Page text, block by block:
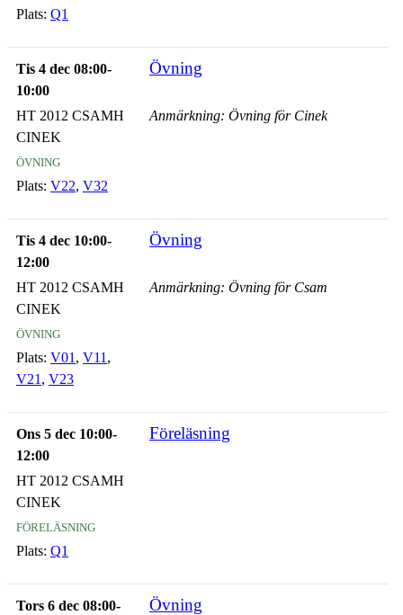
Plats: Q1
Tis 4 dec 08:00-
10:00
Övning
HT 2012 CSAMH
CINEK
övning
Plats: V22, V32
Anmärkning: Övning för Cinek
Tis 4 dec 10:00-
12:00
Övning
HT 2012 CSAMH
CINEK
övning
Plats: V01 , V11 ,
V21 , V23
Anmärkning: Övning för Csam
Ons 5 dec 10:00-
12:00
Föreläsning
HT 2012 CSAMH
CINEK
föreläsning
Plats: Q1
Tors 6 dec 08:00-
Övning